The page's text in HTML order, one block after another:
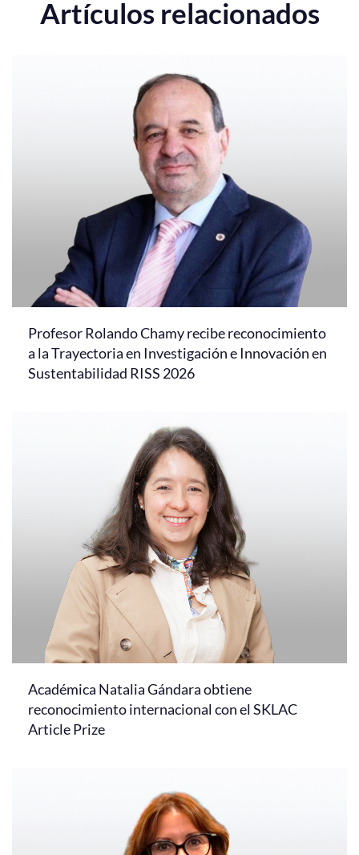
Artículos relacionados
Profesor Rolando Chamy recibe reconocimiento
a la Trayectoria en Investigación e Innovación en
Sustentabilidad RISS 2026
Académica Natalia Gándara obtiene
reconocimiento internacional con el SKLAC
Article Prize